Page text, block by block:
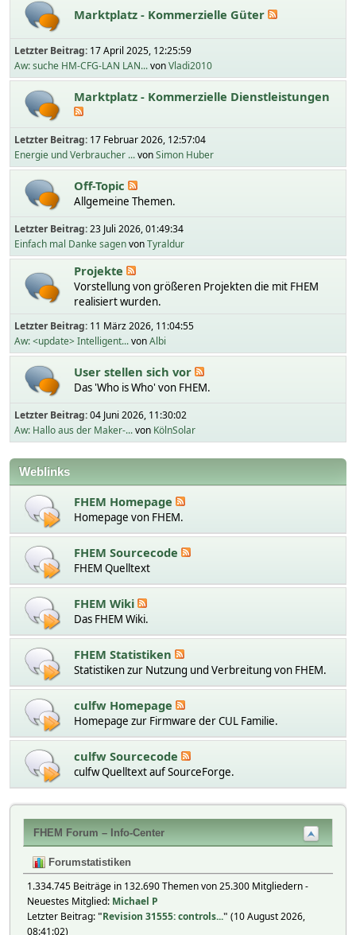
Marktplatz - Kommerzielle Güter
Letzter Beitrag: 17 April 2025, 12:25:59
Aw: suche HM-CFG-LAN LAN...vonVladi2010
Marktplatz - Kommerzielle Dienstleistungen
Letzter Beitrag: 17 Februar 2026, 12:57:04
Energie und Verbraucher ...vonSimon Huber
Off-Topic
Allgemeine Themen.
Letzter Beitrag:23 Juli 2026, 01:49:34
Einfach mal Danke sagenvonTyraldur
Projekte
Vorstellung von größeren Projekten die mit FHEM
realisiert wurden.
Letzter Beitrag: 11 März 2026, 11:04:55
Aw: <update> Intelligent...vonAlbi
User stellen sich vor
Das 'Who is Who' von FHEM.
Letzter Beitrag:04 Juni 2026, 11:30:02
Aw: Hallo aus der Maker-...von KölnSolar
Weblinks
FHEM Homepage
Homepage von FHEM.
FHEM Sourcecode
FHEM Quelltext
FHEM Wiki
Das FHEM Wiki.
FHEM Statistiken
Statistiken zur Nutzung und Verbreitung von FHEM.
culfw Homepage
Homepage zur Firmware der CUL Familie.
culfw Sourcecode
culfw Quelltext auf SourceForge.
FHEM Forum – Info-Center
Forumstatistiken
1.334.745 Beiträge in 132.690 Themen von 25.300 Mitgliedern -
Neuestes Mitglied: Michael P
Letzter Beitrag:"Revision 31555: controls..." (10 August 2026,
08:41:02)